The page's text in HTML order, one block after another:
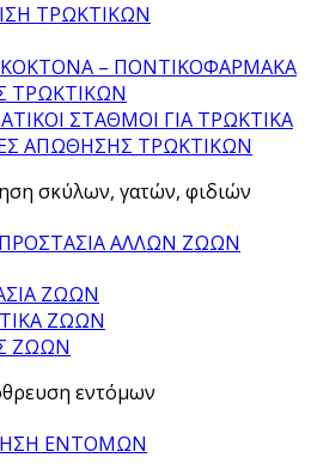
ΤΡΩΚΤΙΚΩΝ
– ΠΟΝΤΙΚΟΦΑΡΜΑΚA
ΤΡΩΚΤΙΚΩΝ
ΣΤΑΘΜΟΙ ΓΙΑ ΤΡΩΚΤΙΚΑ
ΑΠΩΘΗΣΗΣ ΤΡΩΚΤΙΚΩΝ
ΑΛΛΩΝ ΖΩΩΝ
ΖΩΩΝ
ΖΩΩΝ
ΖΩΩΝ
ΕΝΤΟΜΩΝ